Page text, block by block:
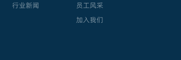
行业新闻
员工风采
加入我们